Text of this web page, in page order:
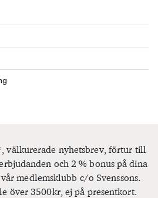
välkurerade nyhetsbrev, förtur till
och 2 % bonus på dina
medlemsklubb c/o Svenssons.
över 3500kr, ej på presentkort.